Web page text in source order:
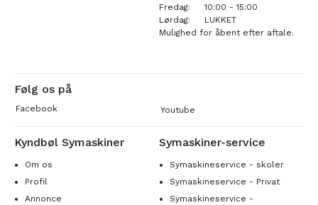
Fredag:
10:00 - 15:00
Lørdag:
LUKKET
Mulighed for åbent efter aftale.
Følg os på
Facebook Youtube
Kyndbøl Symaskiner
Om os
Profil
Annonce
Symaskiner-service
Symaskineservice - skoler
Symaskineservice - Privat
Symaskineservice -